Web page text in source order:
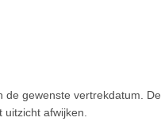
de gewenste vertrekdatum. De
afwijken.